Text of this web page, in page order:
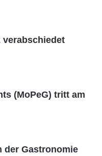
verabschiedet
(MoPeG) tritt am
der Gastronomie